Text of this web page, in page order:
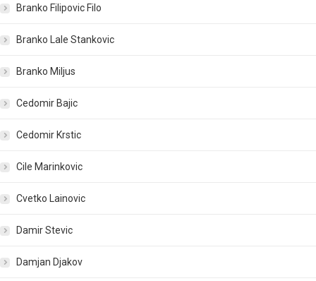
Branko Filipovic Filo
Branko Lale Stankovic
Branko Miljus
Cedomir Bajic
Cedomir Krstic
Cile Marinkovic
Cvetko Lainovic
Damir Stevic
Damjan Djakov